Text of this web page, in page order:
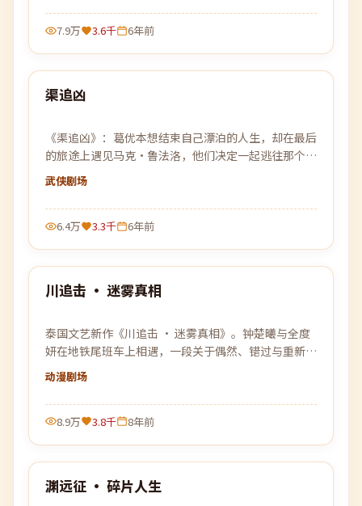
7.9万 3.6千 6年前
最新
99:39
渠追凶
《渠追凶》：葛优本想结束自己漂泊的人生，却在最后
的旅途上遇见马克·鲁法洛，他们决定一起逃往那个谁
都没去过的远方。
武侠剧场
6.4万 3.3千 6年前
最新
99:05
川追击 · 迷雾真相
泰国文艺新作《川追击 · 迷雾真相》。钟楚曦与全度
妍在地铁尾班车上相遇，一段关于偶然、错过与重新开
始的故事缓缓展开。
动漫剧场
8.9万 3.8千 8年前
最新
99:46
渊远征 · 碎片人生